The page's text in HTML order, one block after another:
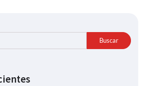
Buscar